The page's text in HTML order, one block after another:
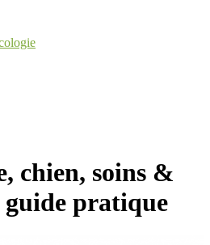
chien, soins &
guide pratique